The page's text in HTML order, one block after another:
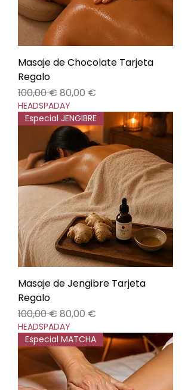
Masaje de Chocolate Tarjeta
Regalo
Precio
100,00 €Precio de oferta
80,00 €
HEADSPADAY
Especial JENGIBRE
Masaje de Jengibre Tarjeta
Regalo
Precio
100,00 €Precio de oferta
80,00 €
HEADSPADAY
Especial MATCHA